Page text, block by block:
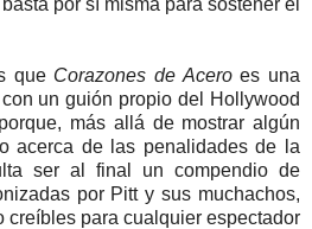
que Corazones de Aceroes una
un guión propio del Hollywood
más allá de mostrar algún
acerca de las penalidades de la
ser al final un compendio de
por Pitt y sus muchachos,
creíbles para cualquier espectador